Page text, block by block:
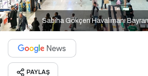
Sabiha Gökçen Havalimanı
PAYLAŞ